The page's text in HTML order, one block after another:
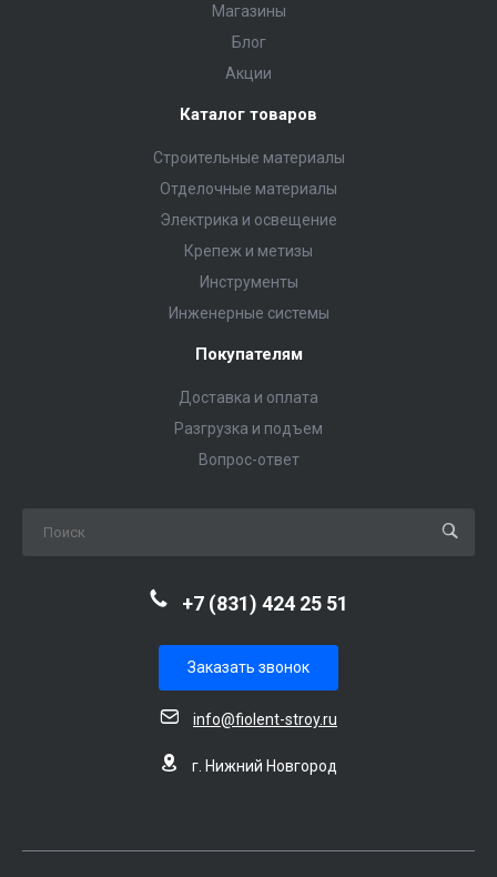
Магазины
Блог
Акции
Каталог товаров
Строительные материалы
Отделочные материалы
Электрика и освещение
Крепеж и метизы
Инструменты
Инженерные системы
Покупателям
Доставка и оплата
Разгрузка и подъем
Вопрос-ответ
+7 (831) 424 25 51
Заказать звонок
info@fiolent-stroy.ru
г. Нижний Новгород